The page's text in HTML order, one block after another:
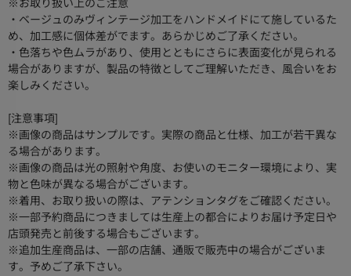
※お取り扱い上のご注意
・ベージュのみヴィンテージ加工をハンドメイドにて施しているた
め、加工感に個体差がでます。あらかじめご了承ください。
・色落ちや色ムラがあり、使用とともにさらに表面変化が見られる
場合がありますが、製品の特徴としてご理解いただき、風合いをお
楽しみください。
[注意事項]
※画像の商品はサンプルです。実際の商品と仕様、加工が若干異な
る場合があります。
※画像の商品は光の照射や角度、お使いのモニター環境により、実
物と色味が異なる場合がございます。
※着用、お取り扱いの際は、アテンションタグをご確認ください。
※一部予約商品につきましては生産上の都合によりお届け予定日や
店頭発売と前後する場合もございます。
※追加生産商品は、一部の店舗、通販で販売中の場合がございま
す。予めご了承下さい。